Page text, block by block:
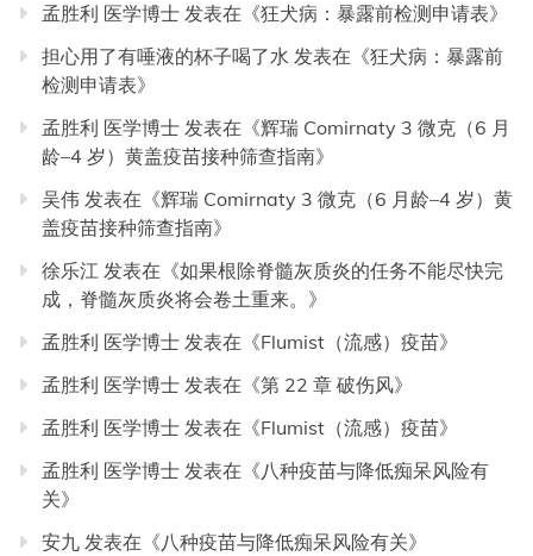
孟胜利 医学博士 发表在《狂犬病：暴露前检测申请表》
担心用了有唾液的杯子喝了水 发表在《狂犬病：暴露前
检测申请表》
孟胜利 医学博士 发表在《辉瑞 Comirnaty 3 微克（6 月
龄–4 岁）黄盖疫苗接种筛查指南》
吴伟 发表在《辉瑞 Comirnaty 3 微克（6 月龄–4 岁）黄
盖疫苗接种筛查指南》
徐乐江 发表在《如果根除脊髓灰质炎的任务不能尽快完
成，脊髓灰质炎将会卷土重来。 》
孟胜利 医学博士 发表在《Flumist（流感）疫苗》
孟胜利 医学博士 发表在《第 22 章 破伤风》
孟胜利 医学博士 发表在《Flumist（流感）疫苗》
孟胜利 医学博士 发表在《八种疫苗与降低痴呆风险有
关》
安九 发表在《八种疫苗与降低痴呆风险有关》